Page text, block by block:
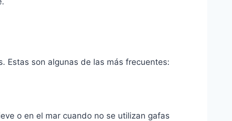
Estas son algunas de las más frecuentes:
o en el mar cuando no se utilizan gafas